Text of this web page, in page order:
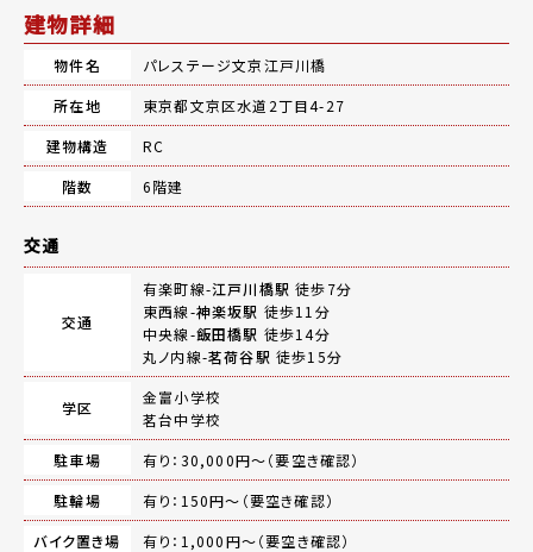
建物詳細
物件名
パレステージ文京江戸川橋
所在地
東京都文京区水道2丁目4-27
建物構造
RC
階数
6階建
交通
交通
有楽町線-江戸川橋駅 徒歩7分
東西線-神楽坂駅 徒歩11分
中央線-飯田橋駅 徒歩14分
丸ノ内線-茗荷谷駅 徒歩15分
学区
金富小学校
茗台中学校
駐車場
有り：30,000円～（要空き確認）
駐輪場
有り：150円～（要空き確認）
バイク置き場
有り：1,000円～（要空き確認）